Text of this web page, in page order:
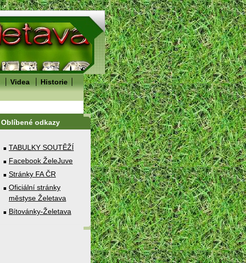
Videa
Historie
Oblíbené odkazy
TABULKY SOUTĚŽÍ
Facebook ŽeleJuve
Stránky FA ČR
Oficiální stránky
městyse Želetava
Bítovánky-Želetava